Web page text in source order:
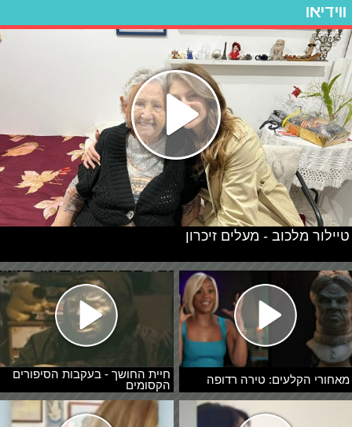
ווידיאו
מאחורי הקלעים: טירה רדופה
חיית החושך - בעקבות הסיפורים
הקסומים
טיילור מלכוב - מעלים זיכרון